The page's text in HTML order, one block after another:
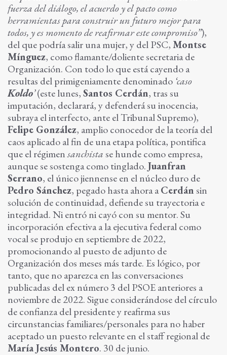
fuerza del diálogo, el acuerdo y el pacto como
herramientas para construir un futuro mejor para
todos, y es momento de reafirmar este compromiso”),
del que podría salir una mujer, y del PSC,Montse
Mínguez, como flamante/doliente secretaria de
Organización. Con todo lo que está cayendo a
resultas del primigeniamente denominado ‘caso
Koldo’(este lunes,Santos Cerdán, tras su
imputación, declarará, y defenderá su inocencia,
subraya el interfecto, ante el Tribunal Supremo),
Felipe González, amplio conocedor de la teoría del
caos aplicado al fin de una etapa política, pontifica
que el régimensanchistase hunde como empresa,
aunque se sostenga como tinglado.Juanfran
Serrano, el único jiennense en el núcleo duro de
Pedro Sánchez, pegado hasta ahora aCerdánsin
solución de continuidad, defiende su trayectoria e
integridad. Ni entró ni cayó con su mentor. Su
incorporación efectiva a la ejecutiva federal como
vocal se produjo en septiembre de 2022,
promocionando al puesto de adjunto de
Organización dos meses más tarde. Es lógico, por
tanto, que no aparezca en las conversaciones
publicadas del ex número 3 del PSOE anteriores a
noviembre de 2022. Sigue considerándose del círculo
de confianza del presidente y reafirma sus
circunstancias familiares/personales para no haber
aceptado un puesto relevante en el staff regional de
María Jesús Montero. 30 de junio.